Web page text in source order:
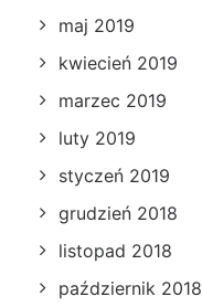
maj 2019
kwiecień 2019
marzec 2019
luty 2019
styczeń 2019
grudzień 2018
listopad 2018
październik 2018